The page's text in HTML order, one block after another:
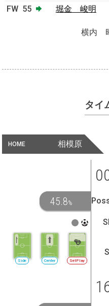
FW 55 堀金 峻明
横内
タイ
HOME 相模原
45.8%
SetPlay
Center
Side